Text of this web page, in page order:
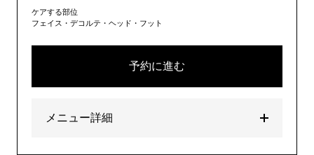
ケアする部位
フェイス・デコルテ・ヘッド・フット
予約に進む
メニュー詳細